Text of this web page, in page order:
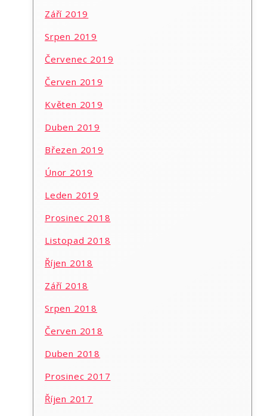
Září 2019
Srpen 2019
Červenec 2019
Červen 2019
Květen 2019
Duben 2019
Březen 2019
Únor 2019
Leden 2019
Prosinec 2018
Listopad 2018
Říjen 2018
Září 2018
Srpen 2018
Červen 2018
Duben 2018
Prosinec 2017
Říjen 2017